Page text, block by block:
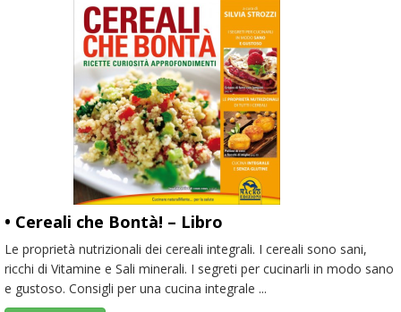
• Cereali che Bontà! – Libro
Le proprietà nutrizionali dei cereali integrali. I cereali sono sani,
ricchi di Vitamine e Sali minerali. I segreti per cucinarli in modo sano
e gustoso. Consigli per una cucina integrale ...